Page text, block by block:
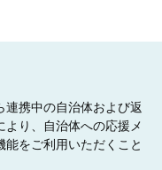
する事業
携中の自治体および返
り、自治体への応援メ
をご利用いただくこと